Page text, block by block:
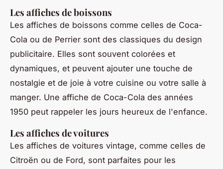
Les affiches de boissons
Les affiches de boissons comme celles de Coca-
Cola ou de Perrier sont des classiques du design
publicitaire. Elles sont souvent colorées et
dynamiques, et peuvent ajouter une touche de
nostalgie et de joie à votre cuisine ou votre salle à
manger. Une affiche de Coca-Cola des années
1950 peut rappeler les jours heureux de l'enfance.
Les affiches de voitures
Les affiches de voitures vintage, comme celles de
Citroën ou de Ford, sont parfaites pour les